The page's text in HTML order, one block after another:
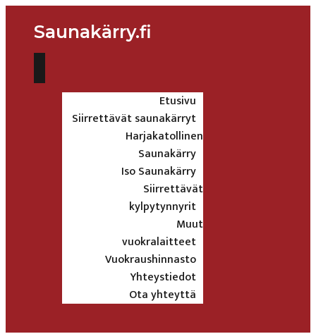
Saunakärry.fi
Etusivu
Siirrettävät saunakärryt
Harjakatollinen
Saunakärry
Iso Saunakärry
Siirrettävät
kylpytynnyrit
Muut
vuokralaitteet
Vuokraushinnasto
Yhteystiedot
Ota yhteyttä